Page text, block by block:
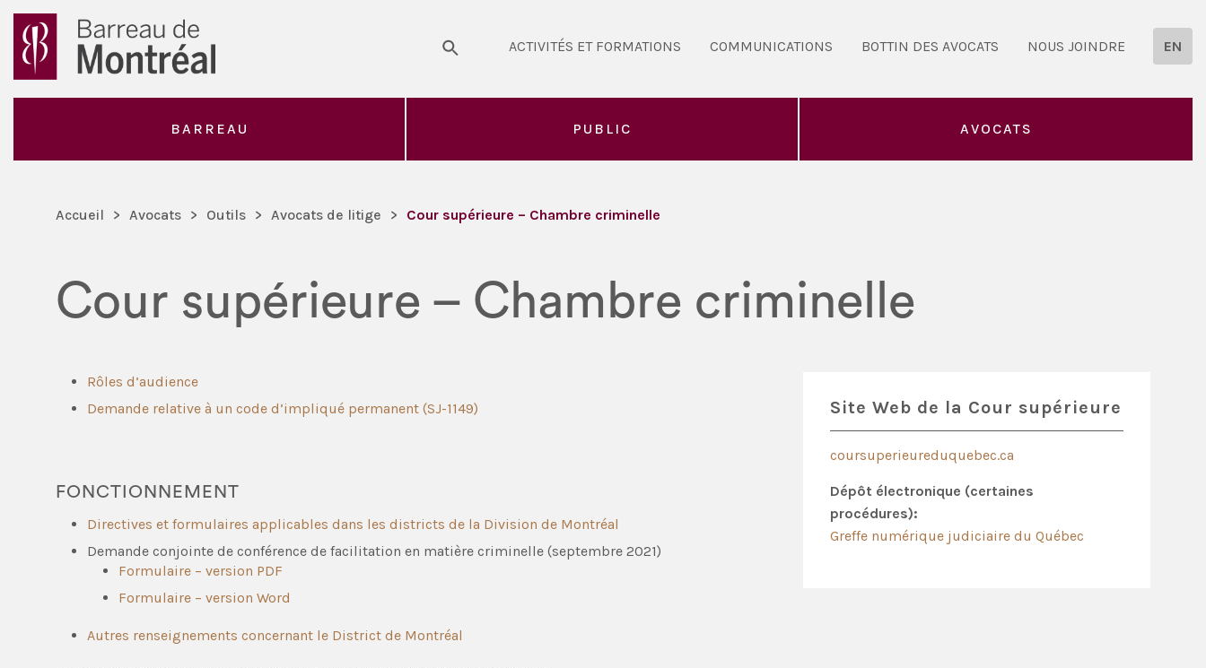
ACTIVITÉS ET FORMATIONS COMMUNICATIONS BOTTIN DES AVOCATS NOUS JOINDRE EN
BARREAU PUBLIC AVOCATS
Accueil > Avocats > Outils > Avocats de litige > Cour supérieure – Chambre criminelle
Cour supérieure – Chambre criminelle
Rôles d’audience
Demande relative à un code d’impliqué permanent (SJ-1149)
FONCTIONNEMENT
Directives et formulaires applicables dans les districts de la Division de Montréal
Demande conjointe de conférence de facilitation en matière criminelle (septembre 2021)
Formulaire – version PDF
Formulaire – version Word
Autres renseignements concernant le District de Montréal
Site Web de la Cour supérieure
coursuperieureduquebec.ca
Dépôt électronique (certaines
procédures):
Greffe numérique judiciaire du Québec